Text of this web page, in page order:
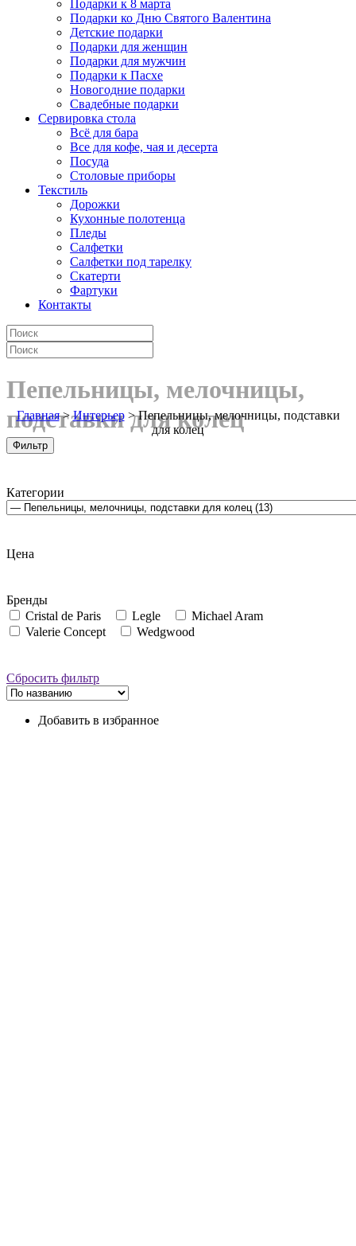
Подарки к 8 марта
Подарки ко Дню Святого Валентина
Детские подарки
Подарки для женщин
Подарки для мужчин
Подарки к Пасхе
Новогодние подарки
Свадебные подарки
Сервировка стола
Всё для бара
Все для кофе, чая и десерта
Посуда
Столовые приборы
Текстиль
Дорожки
Кухонные полотенца
Пледы
Салфетки
Салфетки под тарелку
Скатерти
Фартуки
Контакты
Пепельницы, мелочницы,
подставки для колец
Главная>Интерьер>Пепельницы, мелочницы, подставки
для колец
Фильтр
Категории
Цена
Бренды
Cristal de Paris
Legle
Michael Aram
Valerie Concept
Wedgwood
Сбросить фильтр
Добавить в избранное